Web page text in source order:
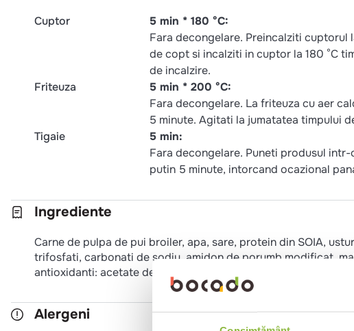
Cuptor
5 min * 180 °C:
Fara decongelare. Preincalziti cuptorul
de copt si incalziti in cuptor la 180 °C
de incalzire.
Friteuza
5 min * 200 °C:
Fara decongelare. La friteuza cu aer
5 minute. Agitati la jumatatea timpului
Tigaie
5 min:
Fara decongelare. Puneti produsul
putin 5 minute, intorcand ocazional
Ingrediente
Carne de pulpa de pui broiler, apa, sare, protein din SOIA,
trifosfati, carbonati de sodiu, amidon de porumb modificat,
antioxidanti: acetate de sodiu, eritorbat de sodiu, acid citric:
Alergeni